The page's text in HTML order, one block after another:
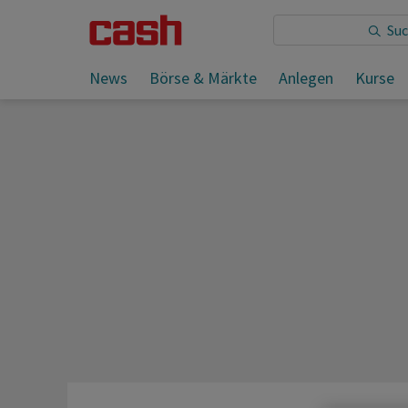
News Börse & Märkte Anlegen Kurse
Sie lesen: